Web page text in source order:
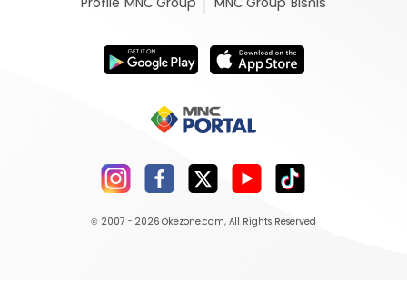
Profile MNC Group MNC Group Bisnis
© 2007 - 2026 Okezone.com, All Rights Reserved